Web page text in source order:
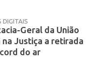
DIGITAIS
Geral da União
na Justiça a retirada
do ar